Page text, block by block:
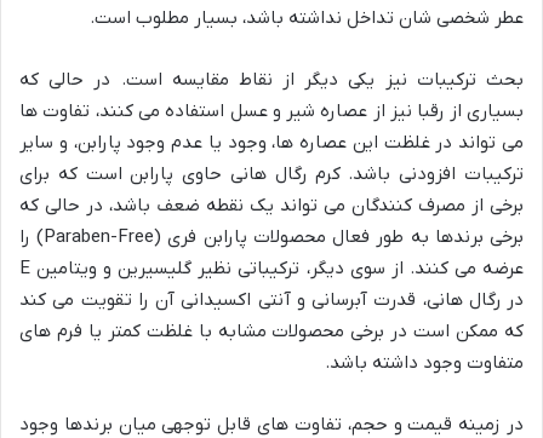
عطر شخصی شان تداخل نداشته باشد، بسیار مطلوب است.
بحث ترکیبات نیز یکی دیگر از نقاط مقایسه است. در حالی که
بسیاری از رقبا نیز از عصاره شیر و عسل استفاده می کنند، تفاوت ها
می تواند در غلظت این عصاره ها، وجود یا عدم وجود پارابن، و سایر
ترکیبات افزودنی باشد. کرم رگال هانی حاوی پارابن است که برای
برخی از مصرف کنندگان می تواند یک نقطه ضعف باشد، در حالی که
برخی برندها به طور فعال محصولات پارابن فری (Paraben-Free) را
عرضه می کنند. از سوی دیگر، ترکیباتی نظیر گلیسیرین و ویتامین E
در رگال هانی، قدرت آبرسانی و آنتی اکسیدانی آن را تقویت می کند
که ممکن است در برخی محصولات مشابه با غلظت کمتر یا فرم های
متفاوت وجود داشته باشد.
در زمینه قیمت و حجم، تفاوت های قابل توجهی میان برندها وجود